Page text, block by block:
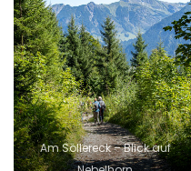
Am Söllereck – Blick auf